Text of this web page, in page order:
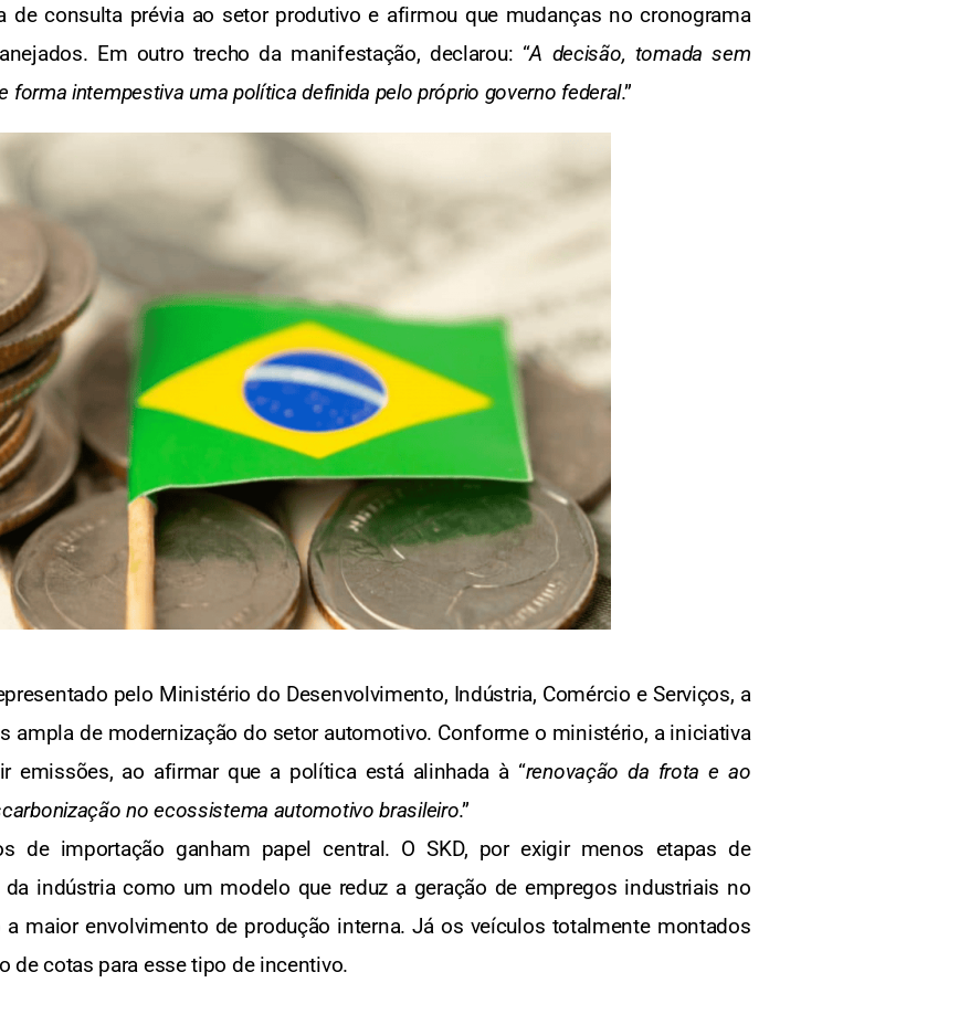
consulta prévia ao setor produtivo e afirmou que mudanças no cronograma
Em outro trecho da manifestação, declarou: “A decisão, tomada sem
forma intempestiva uma política definida pelo próprio governo federal.”
pelo Ministério do Desenvolvimento, Indústria, Comércio e Serviços, a
ampla de modernização do setor automotivo. Conforme o ministério, a iniciativa
emissões, ao afirmar que a política está alinhada à “renovação da frota e ao
no ecossistema automotivo brasileiro.”
de importação ganham papel central. O SKD, por exigir menos etapas de
indústria como um modelo que reduz a geração de empregos industriais no
a maior envolvimento de produção interna. Já os veículos totalmente montados
de cotas para esse tipo de incentivo.